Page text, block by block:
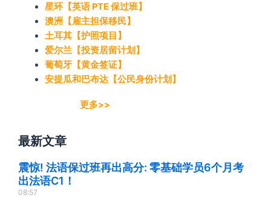
星环【英语 PTE 保过班】
澳洲【雇主担保移民】
土耳其【护照项目】
爱尔兰【投资居留计划】
葡萄牙【黄金签证】
安提瓜和巴布达【公民身份计划】
更多>>
最新文章
震惊! 法语保过班再出高分: 零基础学员6个月考
出法语C1！
08:57